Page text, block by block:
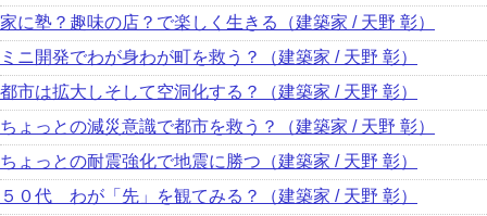
家に塾？趣味の店？で楽しく生きる（建築家 / 天野 彰）
ミニ開発でわが身わが町を救う？（建築家 / 天野 彰）
都市は拡大しそして空洞化する？（建築家 / 天野 彰）
ちょっとの減災意識で都市を救う？（建築家 / 天野 彰）
ちょっとの耐震強化で地震に勝つ（建築家 / 天野 彰）
５０代 わが「先」を観てみる？（建築家 / 天野 彰）